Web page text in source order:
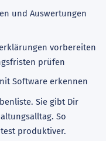
und Auswertungen
vorbereiten
prüfen
Software erkennen
Sie gibt Dir
So
produktiver.